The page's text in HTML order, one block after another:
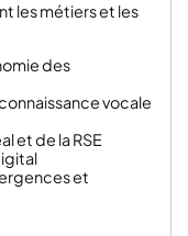
les métiers et les
des
vocale
et de la RSE
et